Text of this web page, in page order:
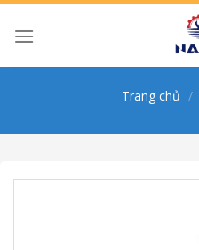
Skip
Trang chủ /